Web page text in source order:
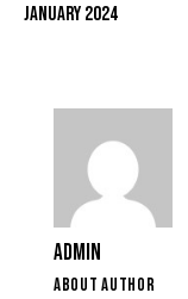
JANUARY 2024
ADMIN
ABOUT AUTHOR